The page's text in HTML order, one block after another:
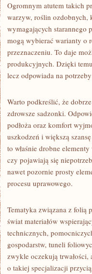
Ogromnym atutem takich
warzyw, roślin
wymagających starannego
mogą wybierać warianty o
przeznaczeniu. To daje
produkcyjnych. Dzięki
lecz odpowiada na
Warto podkreślić, że
zdrowsze sadzonki.
podłoża oraz komfort
uszkodzeń i większą
to właśnie drobne
czy pojawiają się
nawet pozornie prosty
procesu uprawowego.
Tematyka związana z folią
świat materiałów
technicznych,
gospodarstw, tuneli
zwykle oczekują
o takiej specjalizacji